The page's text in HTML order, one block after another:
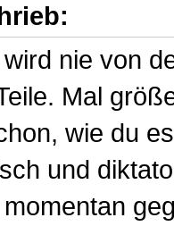
nie von
Mal
wie du
und